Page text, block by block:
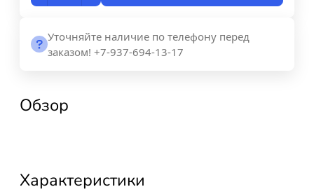
Уточняйте наличие по телефону перед
заказом! +7-937-694-13-17
Обзор
Характеристики